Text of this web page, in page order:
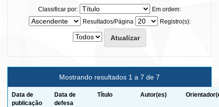
Classificar por:
Em ordem:
Resultados/Página
Registro(s):
Mostrando resultados 1 a 7 de 7
Data de
publicação
Data de
defesa
Título Autor(es)